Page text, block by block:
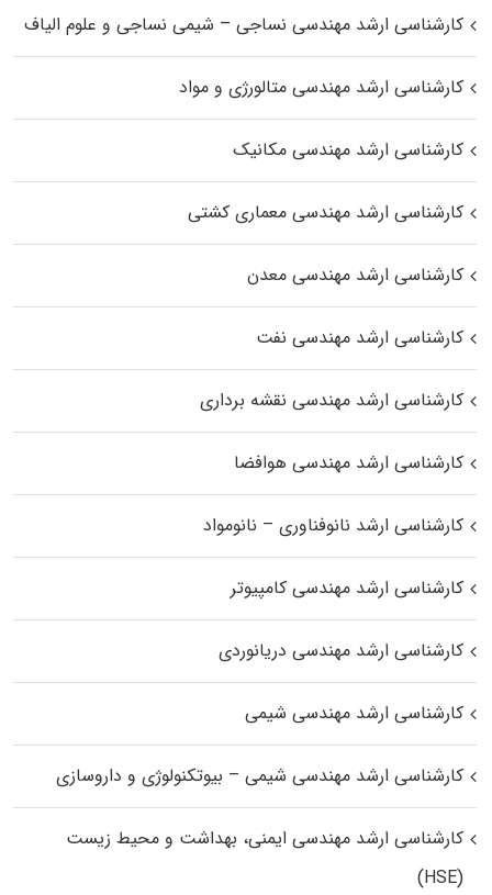
کارشناسی ارشد مهندسی نساجی – شیمی نساجی و علوم الیاف
کارشناسی ارشد مهندسی متالورژی و مواد
کارشناسی ارشد مهندسی مکانیک
کارشناسی ارشد مهندسی معماری کشتی
کارشناسی ارشد مهندسی معدن
کارشناسی ارشد مهندسی نفت
کارشناسی ارشد مهندسی نقشه برداری
کارشناسی ارشد مهندسی هوافضا
کارشناسی ارشد نانوفناوری – نانومواد
کارشناسی ارشد مهندسی کامپیوتر
کارشناسی ارشد مهندسی دریانوردی
کارشناسی ارشد مهندسی شیمی
کارشناسی ارشد مهندسی شیمی – بیوتکنولوژی و داروسازی
کارشناسی ارشد مهندسی ایمنی، بهداشت و محیط زیست
(HSE)